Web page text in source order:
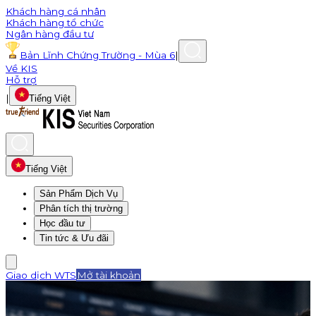
Khách hàng cá nhân
Khách hàng tổ chức
Ngân hàng đầu tư
Bản Lĩnh Chứng Trường - Mùa 6|
Về KIS
Hỗ trợ
|
Tiếng Việt
Tiếng Việt
Sản Phẩm Dịch Vụ
Phân tích thị trường
Học đầu tư
Tin tức & Ưu đãi
Giao dịch WTS Mở tài khoản